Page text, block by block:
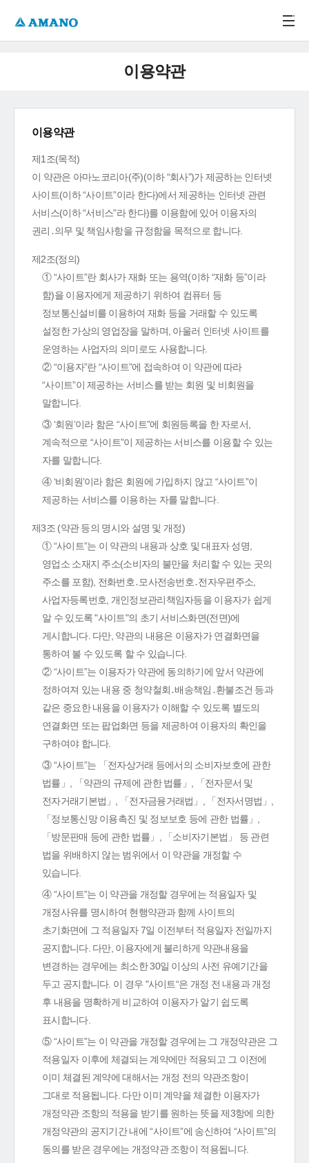
이용약관
이용약관
제1조(목적)
이 약관은 아마노코리아(주)(이하 “회사”)가 제공하는 인터넷
사이트(이하 “사이트”이라 한다)에서 제공하는 인터넷 관련
서비스(이하 “서비스”라 한다)를 이용함에 있어 이용자의
권리․의무 및 책임사항을 규정함을 목적으로 합니다.
제2조(정의)
① “사이트”란 회사가 재화 또는 용역(이하 “재화 등”이라
함)을 이용자에게 제공하기 위하여 컴퓨터 등
정보통신설비를 이용하여 재화 등을 거래할 수 있도록
설정한 가상의 영업장을 말하며, 아울러 인터넷 사이트를
운영하는 사업자의 의미로도 사용합니다.
② “이용자”란 “사이트”에 접속하여 이 약관에 따라
“사이트”이 제공하는 서비스를 받는 회원 및 비회원을
말합니다.
③ ‘회원’이라 함은 “사이트”에 회원등록을 한 자로서,
계속적으로 “사이트”이 제공하는 서비스를 이용할 수 있는
자를 말합니다.
④ ‘비회원’이라 함은 회원에 가입하지 않고 “사이트”이
제공하는 서비스를 이용하는 자를 말합니다.
제3조 (약관 등의 명시와 설명 및 개정)
① “사이트”는 이 약관의 내용과 상호 및 대표자 성명,
영업소 소재지 주소(소비자의 불만을 처리할 수 있는 곳의
주소를 포함), 전화번호․모사전송번호․전자우편주소,
사업자등록번호, 개인정보관리책임자등을 이용자가 쉽게
알 수 있도록 "사이트"의 초기 서비스화면(전면)에
게시합니다. 다만, 약관의 내용은 이용자가 연결화면을
통하여 볼 수 있도록 할 수 있습니다.
② “사이트”는 이용자가 약관에 동의하기에 앞서 약관에
정하여져 있는 내용 중 청약철회․배송책임․환불조건 등과
같은 중요한 내용을 이용자가 이해할 수 있도록 별도의
연결화면 또는 팝업화면 등을 제공하여 이용자의 확인을
구하여야 합니다.
③ “사이트”는 「전자상거래 등에서의 소비자보호에 관한
법률」, 「약관의 규제에 관한 법률」, 「전자문서 및
전자거래기본법」, 「전자금융거래법」, 「전자서명법」,
「정보통신망 이용촉진 및 정보보호 등에 관한 법률」,
「방문판매 등에 관한 법률」, 「소비자기본법」 등 관련
법을 위배하지 않는 범위에서 이 약관을 개정할 수
있습니다.
④ “사이트”는 이 약관을 개정할 경우에는 적용일자 및
개정사유를 명시하여 현행약관과 함께 사이트의
초기화면에 그 적용일자 7일 이전부터 적용일자 전일까지
공지합니다. 다만, 이용자에게 불리하게 약관내용을
변경하는 경우에는 최소한 30일 이상의 사전 유예기간을
두고 공지합니다. 이 경우 "사이트“은 개정 전 내용과 개정
후 내용을 명확하게 비교하여 이용자가 알기 쉽도록
표시합니다.
⑤ “사이트”는 이 약관을 개정할 경우에는 그 개정약관은 그
적용일자 이후에 체결되는 계약에만 적용되고 그 이전에
이미 체결된 계약에 대해서는 개정 전의 약관조항이
그대로 적용됩니다. 다만 이미 계약을 체결한 이용자가
개정약관 조항의 적용을 받기를 원하는 뜻을 제3항에 의한
개정약관의 공지기간 내에 “사이트”에 송신하여 “사이트”의
동의를 받은 경우에는 개정약관 조항이 적용됩니다.